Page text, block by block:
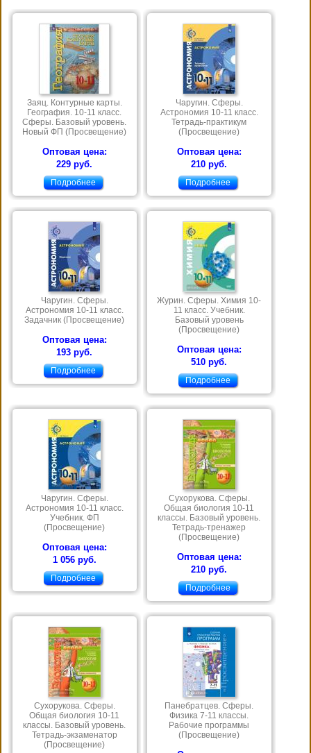
Заяц. Контурные карты.
География. 10-11 класс.
Сферы. Базовый уровень.
Новый ФП (Просвещение)
Оптовая цена:
229 руб.
Подробнее
Чаругин. Сферы.
Астрономия 10-11 класс.
Тетрадь-практикум
(Просвещение)
Оптовая цена:
210 руб.
Подробнее
Чаругин. Сферы.
Астрономия 10-11 класс.
Задачник (Просвещение)
Оптовая цена:
193 руб.
Подробнее
Журин. Сферы. Химия 10-
11 класс. Учебник.
Базовый уровень
(Просвещение)
Оптовая цена:
510 руб.
Подробнее
Чаругин. Сферы.
Астрономия 10-11 класс.
Учебник. ФП
(Просвещение)
Оптовая цена:
1 056 руб.
Подробнее
Сухорукова. Сферы.
Общая биология 10-11
классы. Базовый уровень.
Тетрадь-тренажер
(Просвещение)
Оптовая цена:
210 руб.
Подробнее
Сухорукова. Сферы.
Общая биология 10-11
классы. Базовый уровень.
Тетрадь-экзаменатор
(Просвещение)
Панебратцев. Сферы.
Физика 7-11 классы.
Рабочие программы
(Просвещение)